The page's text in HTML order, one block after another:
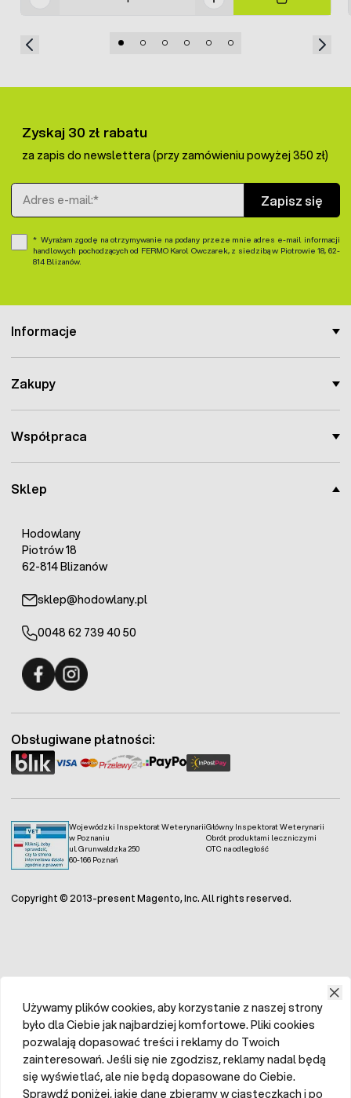
Sklep
Hodowlany
Piotrów 18
62-814 Blizanów
sklep@hodowlany.pl
0048 62 739 40 50
Informacje
Zakupy
Współpraca
Zyskaj 30 zł rabatu
za zapis do newslettera (przy zamówieniu powyżej 350 zł)
Adres e-mail
Zapisz się
Wyrażam zgodę na otrzymywanie na podany przeze mnie adres e-mail informacji
handlowych pochodzących od FERMO Karol Owczarek, z siedzibą w Piotrowie 18, 62-
814 Blizanów.
Wojewódzki Inspektorat Weterynarii
w Poznaniu
ul. Grunwaldzka 250
60-166 Poznań
Główny Inspektorat Weterynarii
Obrót produktami leczniczymi
OTC na odległość
Obsługiwane płatności:
Copyright © 2013-present Magento, Inc. All rights reserved.
Używamy plików cookies, aby korzystanie z naszej strony
było dla Ciebie jak najbardziej komfortowe. Pliki cookies
pozwalają dopasować treści i reklamy do Twoich
zainteresowań. Jeśli się nie zgodzisz, reklamy nadal będą
się wyświetlać, ale nie będą dopasowane do Ciebie.
Sprawdź poniżej, jakie dane zbieramy w ciasteczkach i po